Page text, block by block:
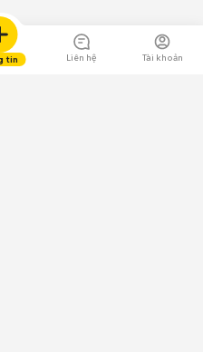
tin Liên hệ Tài khoản